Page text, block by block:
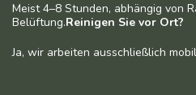
Meist 4–8 Stunden, abhängig von
Belüftung.Reinigen Sie vor Ort?
Ja, wir arbeiten ausschließlich